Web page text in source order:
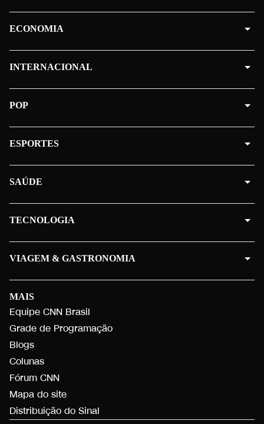
MAIS
Equipe CNN Brasil
Grade de Programação
Blogs
Colunas
Fórum CNN
Mapa do site
Distribuição do Sinal
ECONOMIA
INTERNACIONAL
POP
ESPORTES
SAÚDE
TECNOLOGIA
VIAGEM & GASTRONOMIA